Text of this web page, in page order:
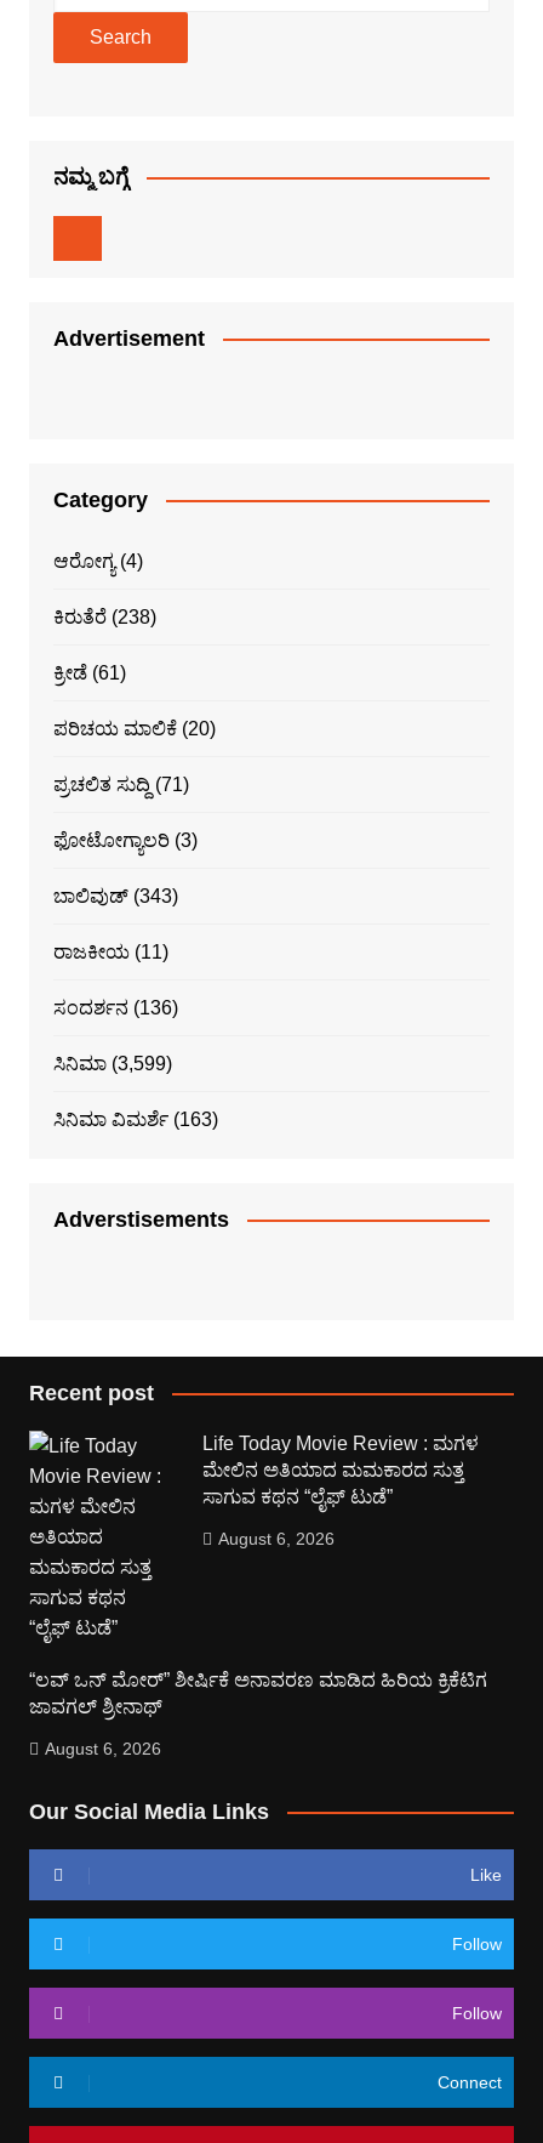
Search
ನಮ್ಮ ಬಗ್ಗೆ
Advertisement
Category
ಆರೋಗ್ಯ(4)
ಕಿರುತೆರೆ(238)
ಕ್ರೀಡೆ(61)
ಪರಿಚಯ ಮಾಲಿಕೆ(20)
ಪ್ರಚಲಿತ ಸುದ್ದಿ (71)
ಫೋಟೋಗ್ಯಾಲರಿ(3)
ಬಾಲಿವುಡ್(343)
ರಾಜಕೀಯ(11)
ಸಂದರ್ಶನ (136)
ಸಿನಿಮಾ(3,599)
ಸಿನಿಮಾ ವಿಮರ್ಶೆ(163)
Adverstisements
Recent post
Life Today Movie Review : ಮಗಳ
ಮೇಲಿನ ಅತಿಯಾದ ಮಮಕಾರದ ಸುತ್ತ
ಸಾಗುವ ಕಥನ “ಲೈಫ್ ಟುಡೆ”
August 6, 2026
“ಲವ್ ಒನ್ ಮೋರ್” ಶೀರ್ಷಿಕೆ ಅನಾವರಣ ಮಾಡಿದ ಹಿರಿಯ ಕ್ರಿಕೆಟಿಗ
ಜಾವಗಲ್ ಶ್ರೀನಾಥ್
August 6, 2026
Our Social Media Links
Like
Follow
Follow
Connect